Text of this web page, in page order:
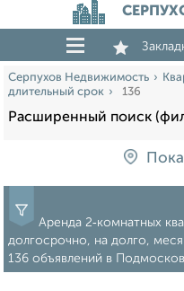
Серпухов Недвижимость
длительный срок
136
Расширенный поиск
Аренда 2‑комнатных
долгосрочно, на долго,
136 объявлений в